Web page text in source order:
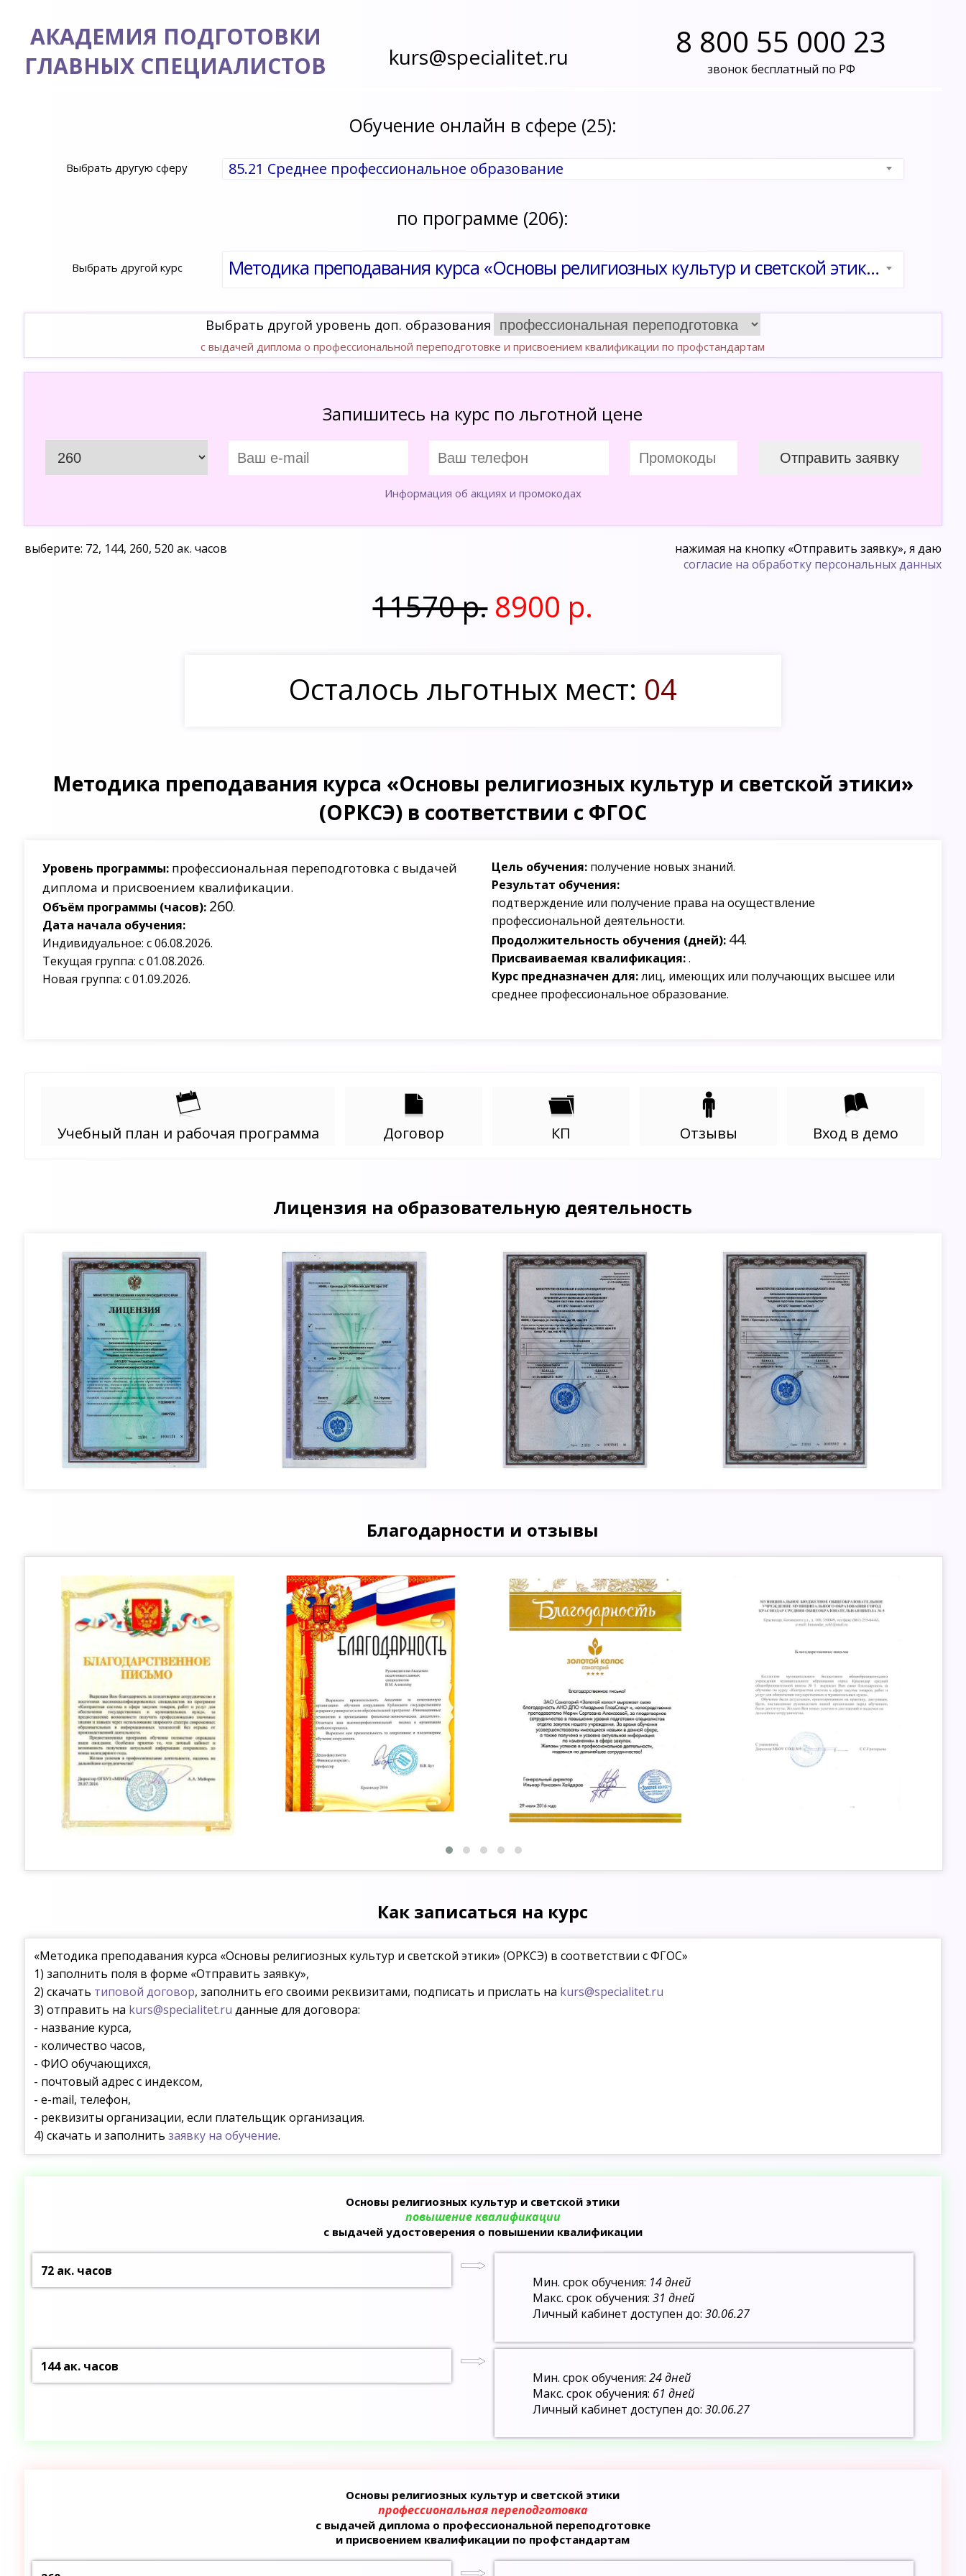
АКАДЕМИЯ ПОДГОТОВКИ
ГЛАВНЫХ СПЕЦИАЛИСТОВ
kurs@specialitet.ru 8 800 55 000 23
звонок бесплатный по РФ
Обучение онлайн в сфере (25):
Выбрать другую сферу 85.21 Среднее профессиональное образование
по программе (206):
Выбрать другой курс Методика преподавания курса «Основы религиозных культур и светской этики» (ОРКСЭ) в соответствии с ФГОС
Выбрать другой уровень доп. образования
с выдачей диплома о профессиональной переподготовке и присвоением квалификации по профстандартам
Запишитесь на курс по льготной цене
Информация об акциях и промокодах
выберите: 72, 144, 260, 520 ак. часов
нажимая на кнопку «Отправить заявку», я даю
согласие на обработку персональных данных
11570 р. 8900 р.
Осталось льготных мест: 04
Методика преподавания курса «Основы религиозных культур и светской этики»
(ОРКСЭ) в соответствии с ФГОС
Уровень программы: профессиональная переподготовка с выдачей
диплома и присвоением квалификации.
Объём программы (часов): 260.
Дата начала обучения:
Индивидуальное: с 06.08.2026.
Текущая группа: с 01.08.2026.
Новая группа: с 01.09.2026.
Цель обучения: получение новых знаний.
Результат обучения:
подтверждение или получение права на осуществление
профессиональной деятельности.
Продолжительность обучения (дней): 44.
Присваиваемая квалификация:.
Курс предназначен для:лиц, имеющих или получающих высшее или
среднее профессиональное образование.
Учебный план и рабочая программа Договор КП Отзывы Вход в демо
Лицензия на образовательную деятельность
Благодарности и отзывы
Как записаться на курс
«Методика преподавания курса «Основы религиозных культур и светской этики» (ОРКСЭ) в соответствии с ФГОС»
1) заполнить поля в форме «Отправить заявку»,
2) скачать типовой договор, заполнить его своими реквизитами, подписать и прислать на kurs@specialitet.ru
3) отправить на kurs@specialitet.ru данные для договора:
- название курса,
- количество часов,
- ФИО обучающихся,
- почтовый адрес с индексом,
- e-mail, телефон,
- реквизиты организации, если плательщик организация.
4) скачать и заполнитьзаявку на обучение.
Основы религиозных культур и светской этики
повышение квалификации
с выдачей удостоверения о повышении квалификации
72 ак. часов
Мин. срок обучения: 14 дней
Макс. срок обучения: 31 дней
Личный кабинет доступен до: 30.06.27
144 ак. часов
Мин. срок обучения: 24 дней
Макс. срок обучения: 61 дней
Личный кабинет доступен до: 30.06.27
Основы религиозных культур и светской этики
профессиональная переподготовка
с выдачей диплома о профессиональной переподготовке
и присвоением квалификации по профстандартам